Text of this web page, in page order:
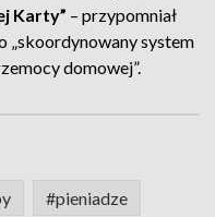
Karty” – przypomniał
„skoordynowany system
domowej”.
#pieniadze